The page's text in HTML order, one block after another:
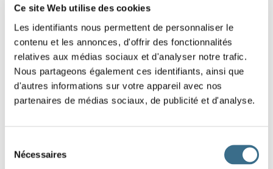
Ce site Web utilise des cookies
Les identifiants nous permettent de personnaliser le
contenu et les annonces, d'offrir des fonctionnalités
relatives aux médias sociaux et d'analyser notre trafic.
Nous partageons également ces identifiants, ainsi que
d'autres informations sur votre appareil avec nos
partenaires de médias sociaux, de publicité et d'analyse.
Nécessaires
Quel est le groupe de cet infinitif ? Réponse :
5.Mets cette phrase à la voix passive.
Les gros paons ont reconnu les arrivants.
Les arrivants furent reconnus par les gros paons.